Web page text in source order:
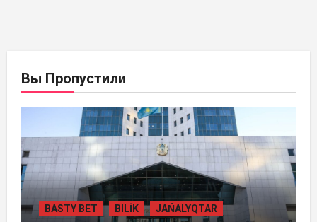
Вы Пропустили
BASTY BET BILİK JAŃALYQTAR